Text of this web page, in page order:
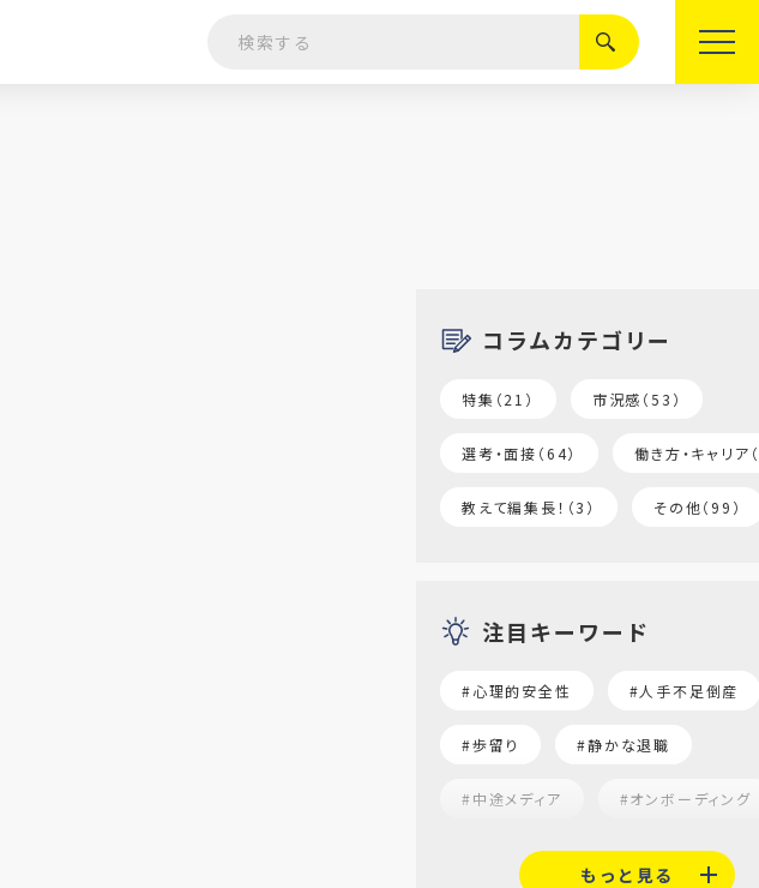
絞り込む
コラムカテゴリー
特集（21） 市況感（53）
選考・面接（64） 働き方・キャリア
教えて編集長！（3） その他（99）
注目キーワード
#心理的安全性 #人手不足倒産
#歩留り #静かな退職
#中途メディア #オンボーディング
#就活志向 #α世代 #福利
もっと見る